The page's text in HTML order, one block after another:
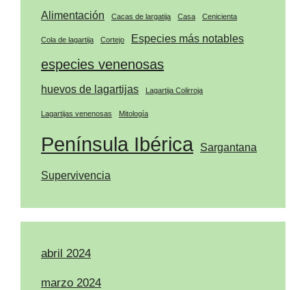
Alimentación Cacas de largatija Casa Cenicienta
Cola de lagartija Cortejo Especies más notables
especies venenosas
huevos de lagartijas Lagartija Colirroja
Lagartijas venenosas Mitología
Península Ibérica Sargantana
Supervivencia
abril 2024
marzo 2024